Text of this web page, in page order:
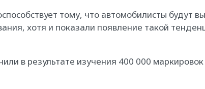
тому, что автомобилисты будут
хотя и показали появление такой
в результате изучения 400 000